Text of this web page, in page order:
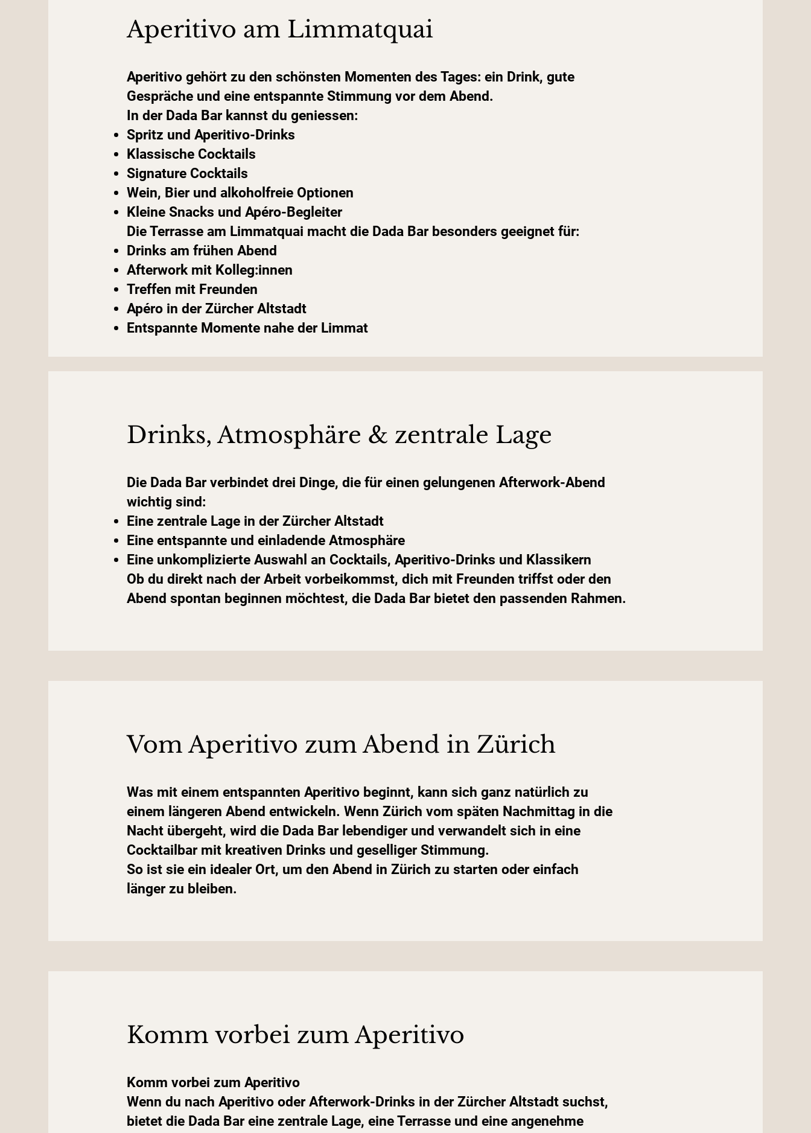
Aperitivo am Limmatquai
Aperitivo gehört zu den schönsten Momenten des Tages: ein Drink, gute
Gespräche und eine entspannte Stimmung vor dem Abend.
In der Dada Bar kannst du geniessen:
Spritz und Aperitivo-Drinks
Klassische Cocktails
Signature Cocktails
Wein, Bier und alkoholfreie Optionen
Kleine Snacks und Apéro-Begleiter
Die Terrasse am Limmatquai macht die Dada Bar besonders geeignet für:
Drinks am frühen Abend
Afterwork mit Kolleg:innen
Treffen mit Freunden
Apéro in der Zürcher Altstadt
Entspannte Momente nahe der Limmat
Drinks, Atmosphäre & zentrale Lage
Die Dada Bar verbindet drei Dinge, die für einen gelungenen Afterwork-Abend
wichtig sind:
Eine zentrale Lage in der Zürcher Altstadt
Eine entspannte und einladende Atmosphäre
Eine unkomplizierte Auswahl an Cocktails, Aperitivo-Drinks und Klassikern
Ob du direkt nach der Arbeit vorbeikommst, dich mit Freunden triffst oder den
Abend spontan beginnen möchtest, die Dada Bar bietet den passenden Rahmen.
Vom Aperitivo zum Abend in Zürich
Was mit einem entspannten Aperitivo beginnt, kann sich ganz natürlich zu
einem längeren Abend entwickeln. Wenn Zürich vom späten Nachmittag in die
Nacht übergeht, wird die Dada Bar lebendiger und verwandelt sich in eine
Cocktailbar mit kreativen Drinks und geselliger Stimmung.
So ist sie ein idealer Ort, um den Abend in Zürich zu starten oder einfach
länger zu bleiben.
Komm vorbei zum Aperitivo
Komm vorbei zum Aperitivo
Wenn du nach Aperitivo oder Afterwork-Drinks in der Zürcher Altstadt suchst,
bietet die Dada Bar eine zentrale Lage, eine Terrasse und eine angenehme